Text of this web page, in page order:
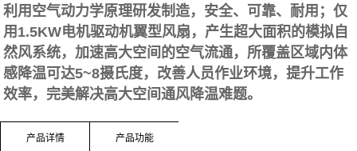
利用空气动力学原理研发制造，安全、可靠、耐用；仅
用1.5KW电机驱动机翼型风扇，产生超大面积的模拟自
然风系统，加速高大空间的空气流通，所覆盖区域内体
感降温可达5~8摄氏度，改善人员作业环境，提升工作
效率，完美解决高大空间通风降温难题。
产品详情 产品功能